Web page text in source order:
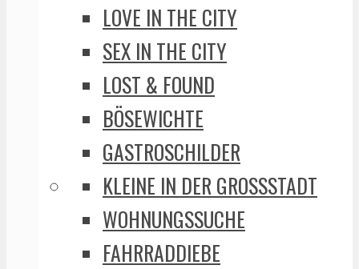
LOVE IN THE CITY
SEX IN THE CITY
LOST & FOUND
BÖSEWICHTE
GASTROSCHILDER
KLEINE IN DER GROSSSTADT
WOHNUNGSSUCHE
FAHRRADDIEBE